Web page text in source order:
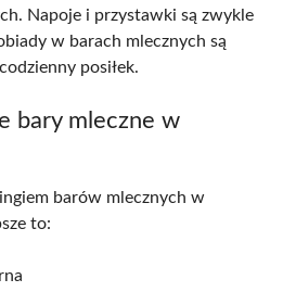
Napoje i przystawki są zwykle
w barach mlecznych są
posiłek.
bary mleczne w
barów mlecznych w
to: